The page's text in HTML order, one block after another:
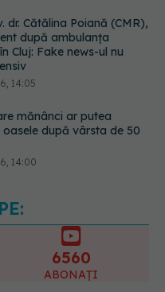
14:05
mănânci ar putea
după vârsta de 50
alimentele pe timp de
6560
ABONAȚI